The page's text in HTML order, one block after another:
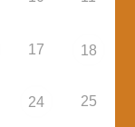
17 18
24 25